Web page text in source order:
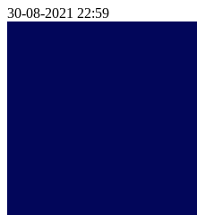
30-08-2021 22:59